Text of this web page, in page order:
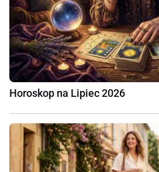
Horoskop na Lipiec 2026